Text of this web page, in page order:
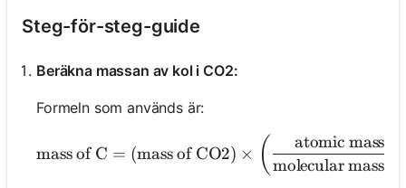
Steg-för-steg-guide
Beräkna massan av kol i CO2:
Formeln som används är:
\text{mass of C} =
mass of C = (mass of CO2) × ( molecular mass
atomic mass